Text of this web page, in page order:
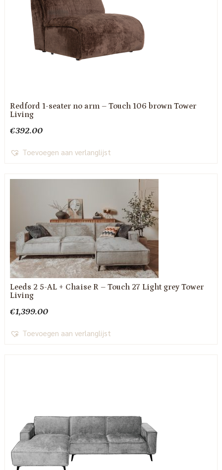
Redford 1-seater no arm – Touch 106 brown Tower
Living
€392.00
Toevoegen aan verlanglijst
Leeds 2 5-AL + Chaise R – Touch 27 Light grey Tower
Living
€1,399.00
Toevoegen aan verlanglijst